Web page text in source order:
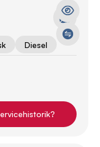
Diesel